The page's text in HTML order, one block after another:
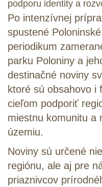
Po intenzívnej
spustené
periodikum
parku Poloniny a
destinačné noviny
ktoré sú obsahovo i
cieľom podporiť
miestnu komunitu
územiu.
Noviny sú určené
regiónu, ale aj pre
priaznivcov